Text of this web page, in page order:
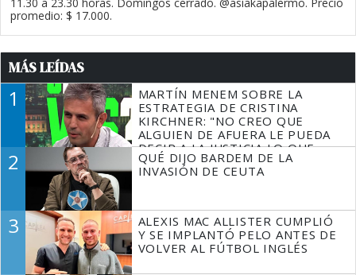
promedio: $ 17.000.
MÁS LEÍDAS
1
MARTÍN MENEM SOBRE LA
ESTRATEGIA DE CRISTINA
KIRCHNER: "NO CREO QUE
ALGUIEN DE AFUERA LE PUEDA
DECIR A LA JUSTICIA LO QUE
TIENE QUE HACER"
2
QUÉ DIJO BARDEM DE LA
INVASIÓN DE CEUTA
3
ALEXIS MAC ALLISTER CUMPLIÓ
Y SE IMPLANTÓ PELO ANTES DE
VOLVER AL FÚTBOL INGLÉS